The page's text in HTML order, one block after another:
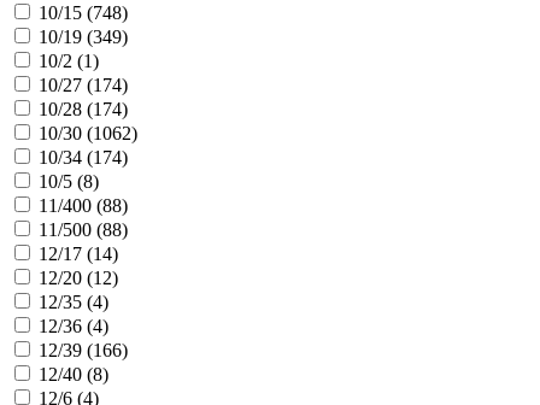
10/15 (748)
10/19 (349)
10/2 (1)
10/27 (174)
10/28 (174)
10/30 (1062)
10/34 (174)
10/5 (8)
11/400 (88)
11/500 (88)
12/17 (14)
12/20 (12)
12/35 (4)
12/36 (4)
12/39 (166)
12/40 (8)
12/6 (4)